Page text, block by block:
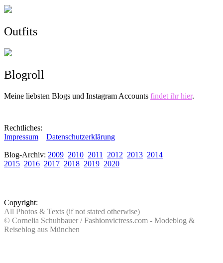
Outfits
Blogroll
Meine liebsten Blogs und Instagram Accounts findet ihr hier.
Rechtliches:
Impressum
Datenschutzerklärung
Blog-Archiv: 2009 2010 2011 2012 2013 2014
2015 2016 2017 2018 2019 2020
Copyright:
All Photos & Texts (if not stated otherwise)
© Cornelia Schuhbauer / Fashionvictress.com - Modeblog &
Reiseblog aus München